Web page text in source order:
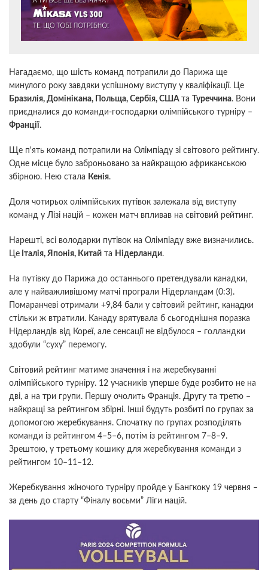
Нагадаємо, що шість команд потрапили до Парижа ще
минулого року завдяки успішному виступу у кваліфікації. Це
Бразилія, Домінікана, Польща, Сербія, США та Туреччина. Вони
приєдналися до команди-господарки олімпійського турніру –
Франції.
Ще п'ять команд потрапили на Олімпіаду зі світового рейтингу.
Одне місце було заброньовано за найкращою африканською
збірною. Нею стала Кенія.
Доля чотирьох олімпійських путівок залежала від виступу
команд у Лізі націй – кожен матч впливав на світовий рейтинг.
Нарешті, всі володарки путівок на Олімпіаду вже визначились.
Це Італія, Японія, Китай та Нідерланди.
На путівку до Парижа до останнього претендували канадки,
але у найважливішому матчі програли Нідерландам (0:3).
Помаранчеві отримали +9,84 бали у світовий рейтинг, канадки
стільки ж втратили. Канаду врятувала б сьогоднішня поразка
Нідерландів від Кореї, але сенсації не відбулося – голландки
здобули “суху” перемогу.
Світовий рейтинг матиме значення і на жеребкуванні
олімпійського турніру. 12 учасників уперше буде розбито не на
дві, а на три групи. Першу очолить Франція. Другу та третю –
найкращі за рейтингом збірні. Інші будуть розбиті по групах за
допомогою жеребкування. Спочатку по групах розподілять
команди із рейтингом 4–5–6, потім із рейтингом 7–8–9.
Зрештою, у третьому кошику для жеребкування команди з
рейтингом 10–11–12.
Жеребкування жіночого турніру пройде у Бангкоку 19 червня –
за день до старту “Фіналу восьми” Ліги націй.